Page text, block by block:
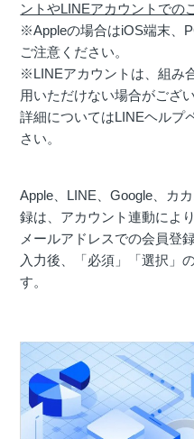
ントやLINEアカウントでの
※Appleの場合はiOS端末、
ご注意ください。
※LINEアカウントは、組み
用いただけない場合がござい
詳細についてはLINEヘルプ
さい。
Apple、LINE、Google、カ
録は、アカウント連動によ
メールアドレスでの会員登
入力後、「必須」「選択」
す。